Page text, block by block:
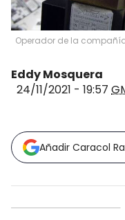
Operador de la
Eddy Mosquera
24/11/2021 - 19:57
Añadir Caracol